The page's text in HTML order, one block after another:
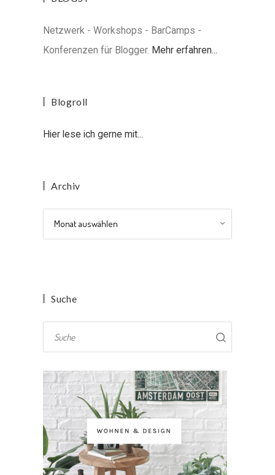
Netzwerk - Workshops - BarCamps -
Konferenzen für Blogger. Mehr erfahren...
Blogroll
Hier lese ich gerne mit...
Archiv
Suche